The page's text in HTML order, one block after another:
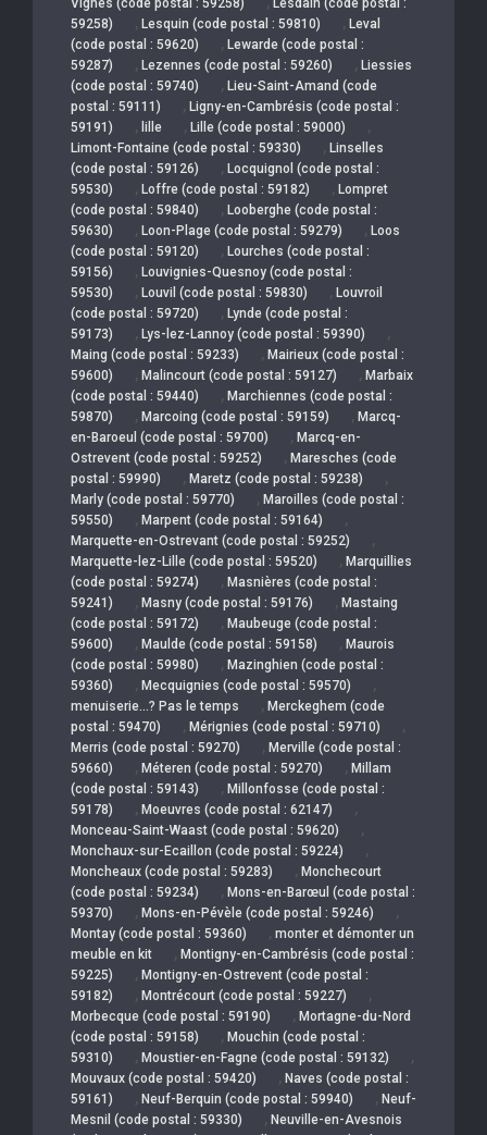
59258)
, Lesquin (code postal : 59810) , Leval
(code postal : 59620)
, Lewarde (code postal :
59287)
, Lezennes (code postal : 59260) , Liessies
(code postal : 59740)
, Lieu-Saint-Amand (code
postal : 59111)
, Ligny-en-Cambrésis (code postal :
59191)
, lille , Lille (code postal : 59000) ,
Limont-Fontaine (code postal : 59330) , Linselles
(code postal : 59126)
, Locquignol (code postal :
59530)
, Loffre (code postal : 59182) , Lompret
(code postal : 59840)
, Looberghe (code postal :
59630)
, Loon-Plage (code postal : 59279) , Loos
(code postal : 59120)
, Lourches (code postal :
59156)
, Louvignies-Quesnoy (code postal :
59530)
, Louvil (code postal : 59830) , Louvroil
(code postal : 59720)
, Lynde (code postal :
59173)
, Lys-lez-Lannoy (code postal : 59390) ,
Maing (code postal : 59233) , Mairieux (code postal :
59600)
, Malincourt (code postal : 59127) , Marbaix
(code postal : 59440)
, Marchiennes (code postal :
59870)
, Marcoing (code postal : 59159) , Marcq-
en-Baroeul (code postal : 59700)
, Marcq-en-
Ostrevent (code postal : 59252)
, Maresches (code
postal : 59990)
, Maretz (code postal : 59238) ,
Marly (code postal : 59770) , Maroilles (code postal :
59550)
, Marpent (code postal : 59164) ,
Marquette-en-Ostrevant (code postal : 59252) ,
Marquette-lez-Lille (code postal : 59520) , Marquillies
(code postal : 59274)
, Masnières (code postal :
59241)
, Masny (code postal : 59176) , Mastaing
(code postal : 59172)
, Maubeuge (code postal :
59600)
, Maulde (code postal : 59158) , Maurois
(code postal : 59980)
, Mazinghien (code postal :
59360)
, Mecquignies (code postal : 59570) ,
menuiserie…? Pas le temps , Merckeghem (code
postal : 59470)
, Mérignies (code postal : 59710) ,
Merris (code postal : 59270) , Merville (code postal :
59660)
, Méteren (code postal : 59270) , Millam
(code postal : 59143)
, Millonfosse (code postal :
59178)
, Moeuvres (code postal : 62147) ,
Monceau-Saint-Waast (code postal : 59620) ,
Monchaux-sur-Ecaillon (code postal : 59224) ,
Moncheaux (code postal : 59283) , Monchecourt
(code postal : 59234)
, Mons-en-Barœul (code postal :
59370)
, Mons-en-Pévèle (code postal : 59246) ,
Montay (code postal : 59360) , monter et démonter un
meuble en kit
, Montigny-en-Cambrésis (code postal :
59225)
, Montigny-en-Ostrevent (code postal :
59182)
, Montrécourt (code postal : 59227) ,
Morbecque (code postal : 59190) , Mortagne-du-Nord
(code postal : 59158)
, Mouchin (code postal :
59310)
, Moustier-en-Fagne (code postal : 59132) ,
Mouvaux (code postal : 59420) , Naves (code postal :
59161)
, Neuf-Berquin (code postal : 59940) , Neuf-
Mesnil (code postal : 59330)
, Neuville-en-Avesnois